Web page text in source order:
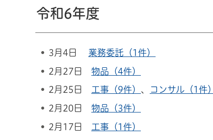
令和6年度
3月4日 業務委託（1件）
2月27日 物品（4件）
2月25日 工事（9件） 、 コンサル（1件）
2月20日 物品（3件）
2月17日 工事（1件）